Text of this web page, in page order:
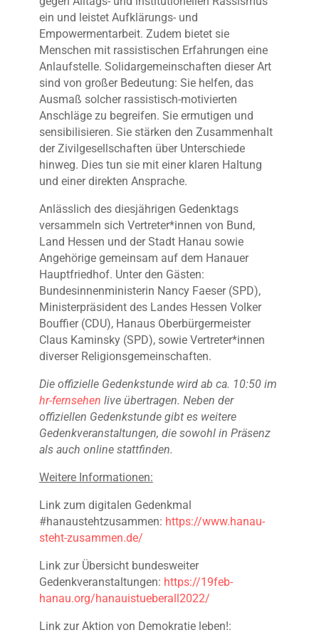
ein und leistet Aufklärungs- und
Empowermentarbeit. Zudem bietet sie
Menschen mit rassistischen Erfahrungen eine
Anlaufstelle. Solidargemeinschaften dieser Art
sind von großer Bedeutung: Sie helfen, das
Ausmaß solcher rassistisch-motivierten
Anschläge zu begreifen. Sie ermutigen und
sensibilisieren. Sie stärken den Zusammenhalt
der Zivilgesellschaften über Unterschiede
hinweg. Dies tun sie mit einer klaren Haltung
und einer direkten Ansprache.
Anlässlich des diesjährigen Gedenktags
versammeln sich Vertreter*innen von Bund,
Land Hessen und der Stadt Hanau sowie
Angehörige gemeinsam auf dem Hanauer
Hauptfriedhof. Unter den Gästen:
Bundesinnenministerin Nancy Faeser (SPD),
Ministerpräsident des Landes Hessen Volker
Bouffier (CDU), Hanaus Oberbürgermeister
Claus Kaminsky (SPD), sowie Vertreter*innen
diverser Religionsgemeinschaften.
Die offizielle Gedenkstunde wird ab ca. 10:50 im
hr-fernsehen live übertragen. Neben der
offiziellen Gedenkstunde gibt es weitere
Gedenkveranstaltungen, die sowohl in Präsenz
als auch online stattfinden.
Weitere Informationen:
Link zum digitalen Gedenkmal
#hanaustehtzusammen: https://www.hanau-
steht-zusammen.de/
Link zur Übersicht bundesweiter
Gedenkveranstaltungen: https://19feb-
hanau.org/hanauistueberall2022/
Link zur Aktion von Demokratie leben!: